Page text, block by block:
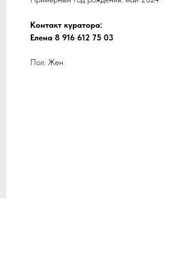
Контакт куратора:
Елена 8 916 612 75 03
Пол: Жен